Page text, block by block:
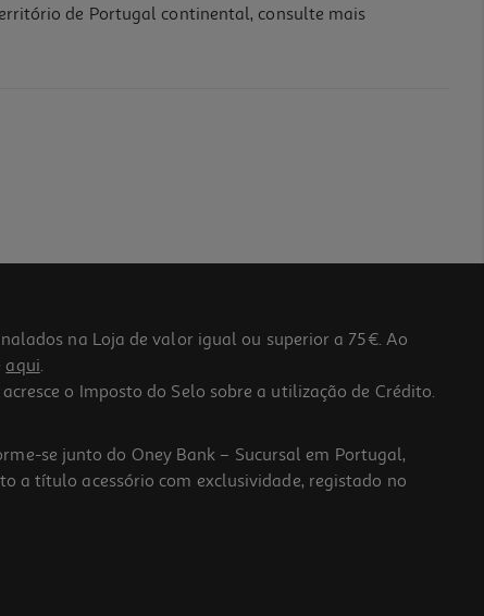
de Portugal continental, consulte mais
na Loja de valor igual ou superior a 75€. Ao
aqui.
o Imposto do Selo sobre a utilização de Crédito.
se junto do Oney Bank – Sucursal em Portugal,
a título acessório com exclusividade, registado no